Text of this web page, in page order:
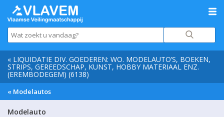
« LIQUIDATIE DIV. GOEDEREN: WO. MODELAUTO’S, BOEKEN,
STRIPS, GEREEDSCHAP, KUNST, HOBBY MATERIAAL ENZ.
(EREMBODEGEM) (6138)
« Modelautos
Modelauto